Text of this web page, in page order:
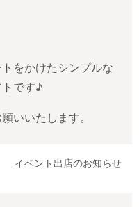
をかけたシンプルな
です♪
いいたします。
イベント出店のお知らせ